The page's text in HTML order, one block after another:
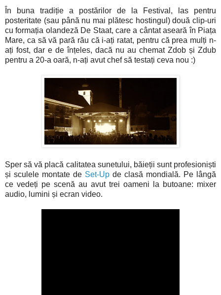
În buna tradiție a postărilor de la Festival, las pentru
posteritate (sau până nu mai plătesc hostingul) două clip-uri
cu formația olandeză De Staat, care a cântat aseară în Piața
Mare, ca să vă pară rău că i-ați ratat, pentru că prea mulți n-
ați fost, dar e de înțeles, dacă nu au chemat Zdob și Zdub
pentru a 20-a oară, n-ați avut chef să testați ceva nou :)
Sper să vă placă calitatea sunetului, băieții sunt profesioniști
și sculele montate de Set-Up de clasă mondială. Pe lângă
ce vedeți pe scenă au avut trei oameni la butoane: mixer
audio, lumini și ecran video.